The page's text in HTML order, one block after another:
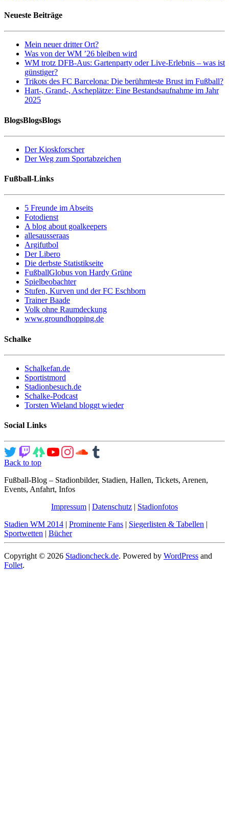
Neueste Beiträge
Mein neuer dritter Ort?
Was von der WM ’26 bleiben wird
WM trotz DFB-Aus: Gartenparty oder Live-Erlebnis – was ist
günstiger?
Trikots des FC Barcelona: Die berühmteste Brust im Fußball?
Hart-, Grand-, Ascheplätze: Eine Bestandsaufnahme im Jahr
2025
BlogsBlogsBlogs
Der Kioskforscher
Der Weg zum Sportabzeichen
Fußball-Links
5 Freunde im Abseits
Fotodienst
A blog about goalkeepers
allesausseraas
Argifutbol
Der Libero
Die derbste Statistikseite
FußballGlobus von Hardy Grüne
Spielbeobachter
Stufen, Kurven und der FC Eschborn
Trainer Baade
Volk ohne Raumdeckung
www.groundhopping.de
Schalke
Schalkefan.de
Sportistmord
Stadionbesuch.de
Schalke-Podcast
Torsten Wieland bloggt wieder
Social Links
Back to top
Fußball-Blog – Stadionbilder, Stadien, Hallen, Tickets, Arenen,
Events, Anfahrt, Infos
Impressum | Datenschutz | Stadionfotos
Stadien WM 2014 | Prominente Fans | Siegerlisten & Tabellen |
Sportwetten | Bücher
Copyright © 2026 Stadioncheck.de. Powered by WordPress and
Follet.